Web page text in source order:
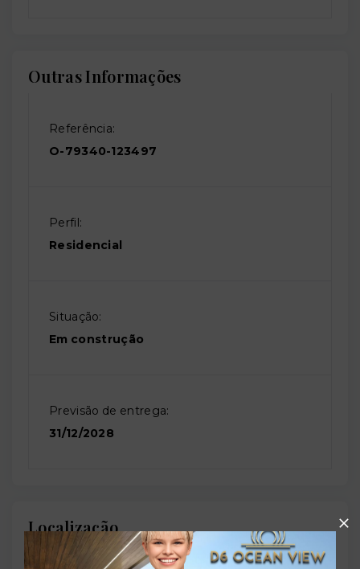
Outras Informações
Referência:
O-79340-123497
Perfil:
Residencial
Situação:
Em construção
Previsão de entrega:
31/12/2028
Localização
Avenida Presidente Afonso Pena, 176 - Bessa - João